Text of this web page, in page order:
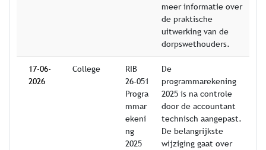
meer informatie over
de praktische
uitwerking van de
dorpswethouders.
17-06-
2026
College
RIB
26-051
Progra
mmar
ekeni
ng
2025
De
programmarekening
2025 is na controle
door de accountant
technisch aangepast.
De belangrijkste
wijziging gaat over